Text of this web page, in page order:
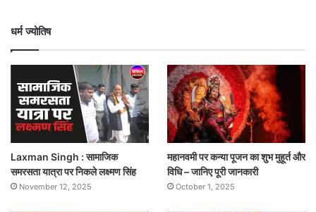
धर्म ज्योतिष
Laxman Singh : सामाजिक
समरसता यात्रा पर निकले लक्ष्मण सिंह
November 12, 2025
महानवमी पर कन्या पूजन का शुभ मुहूर्त और
विधि – जानिए पूरी जानकारी
October 1, 2025